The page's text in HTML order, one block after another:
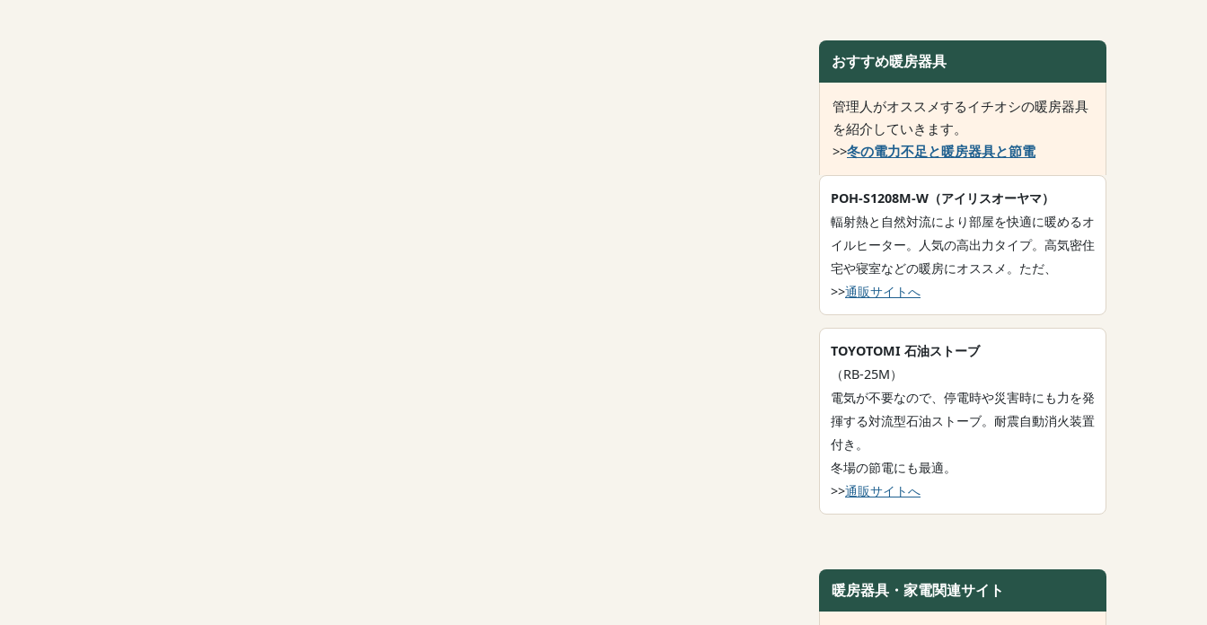
おすすめ暖房器具
管理人がオススメするイチオシの暖房器具
を紹介していきます。
>>冬の電力不足と暖房器具と節電
POH-S1208M-W（アイリスオーヤマ）
輻射熱と自然対流により部屋を快適に暖めるオ
イルヒーター。人気の高出力タイプ。高気密住
宅や寝室などの暖房にオススメ。ただ、
>>通販サイトへ
TOYOTOMI 石油ストーブ
（RB-25M）
電気が不要なので、停電時や災害時にも力を発
揮する対流型石油ストーブ。耐震自動消火装置
付き。
冬場の節電にも最適。
>>通販サイトへ
暖房器具・家電関連サイト